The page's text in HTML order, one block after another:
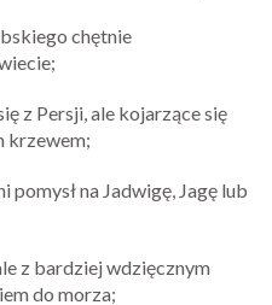
chętnie
z Persji, ale kojarzące się
krzewem;
pomysł na Jadwigę, Jagę lub
z bardziej wdzięcznym
do morza;